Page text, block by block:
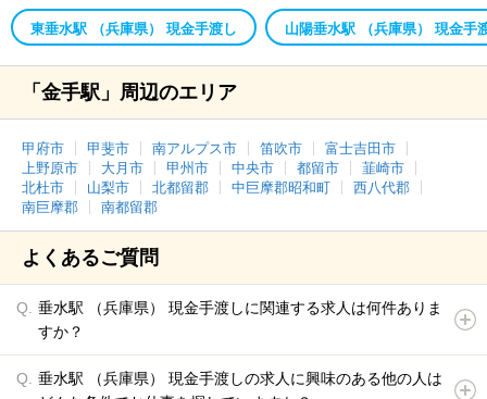
東垂水駅 （兵庫県） 現金手渡し 山陽垂水駅 （兵庫県） 現金手
「金手駅」周辺のエリア
甲府市 甲斐市 南アルプス市 笛吹市
富士吉田市
上野原市
大月市 甲州市 中央市 都留市
韮崎市
北杜市
山梨市 北都留郡 中巨摩郡昭和町
西八代郡
南巨摩郡
南都留郡
よくあるご質問
垂水駅 （兵庫県） 現金手渡しに関連する求人は何件ありま
すか？
垂水駅 （兵庫県） 現金手渡しの求人に興味のある他の人は